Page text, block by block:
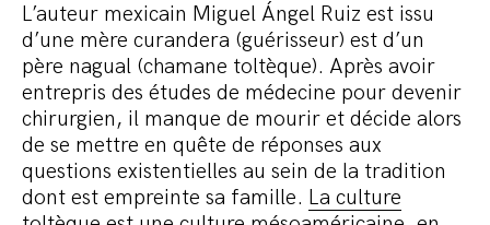
L’auteur mexicain Miguel Ángel Ruiz est issu
d’une mère curandera (guérisseur) est d’un
père nagual (chamane toltèque). Après avoir
entrepris des études de médecine pour devenir
chirurgien, il manque de mourir et décide alors
de se mettre en quête de réponses aux
questions existentielles au sein de la tradition
dont est empreinte sa famille. La culture